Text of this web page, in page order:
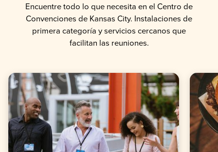
Encuentre todo lo que necesita en el Centro de
Convenciones de Kansas City. Instalaciones de
primera categoría y servicios cercanos que
facilitan las reuniones.